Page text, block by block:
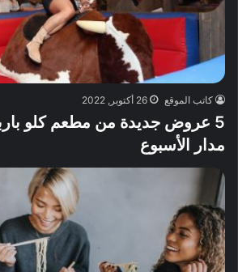
كاتب الموقع 26 أكتوبر, 2022
5 عروض جديدة من مطعم كلو
مدار الأسبوع